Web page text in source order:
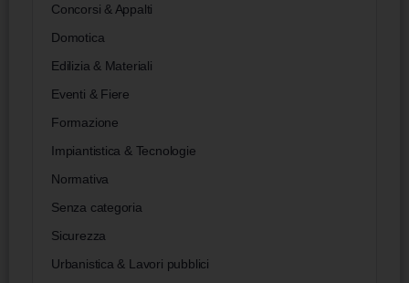
Concorsi & Appalti
Domotica
Edilizia & Materiali
Eventi & Fiere
Formazione
Impiantistica & Tecnologie
Normativa
Senza categoria
Sicurezza
Urbanistica & Lavori pubblici